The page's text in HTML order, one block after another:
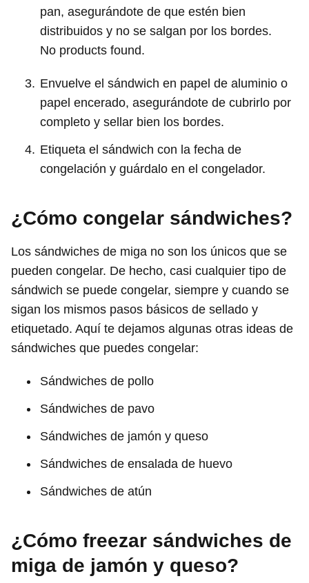
pan, asegurándote de que estén bien
distribuidos y no se salgan por los bordes.
No products found.
Envuelve el sándwich en papel de aluminio o
papel encerado, asegurándote de cubrirlo por
completo y sellar bien los bordes.
Etiqueta el sándwich con la fecha de
congelación y guárdalo en el congelador.
¿Cómo congelar sándwiches?
Los sándwiches de miga no son los únicos que se
pueden congelar. De hecho, casi cualquier tipo de
sándwich se puede congelar, siempre y cuando se
sigan los mismos pasos básicos de sellado y
etiquetado. Aquí te dejamos algunas otras ideas de
sándwiches que puedes congelar:
Sándwiches de pollo
Sándwiches de pavo
Sándwiches de jamón y queso
Sándwiches de ensalada de huevo
Sándwiches de atún
¿Cómo freezar sándwiches de
miga de jamón y queso?